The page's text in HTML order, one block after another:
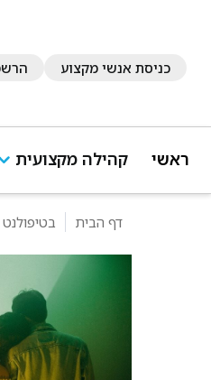
כניסת אנשי מקצוע
ראשי קהילה מקצועית
דף הבית בטיפולנט TV